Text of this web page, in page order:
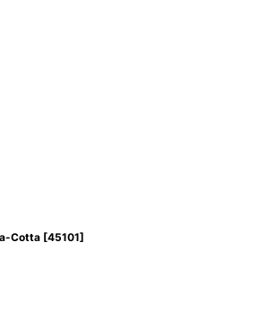
Cotta [45101]